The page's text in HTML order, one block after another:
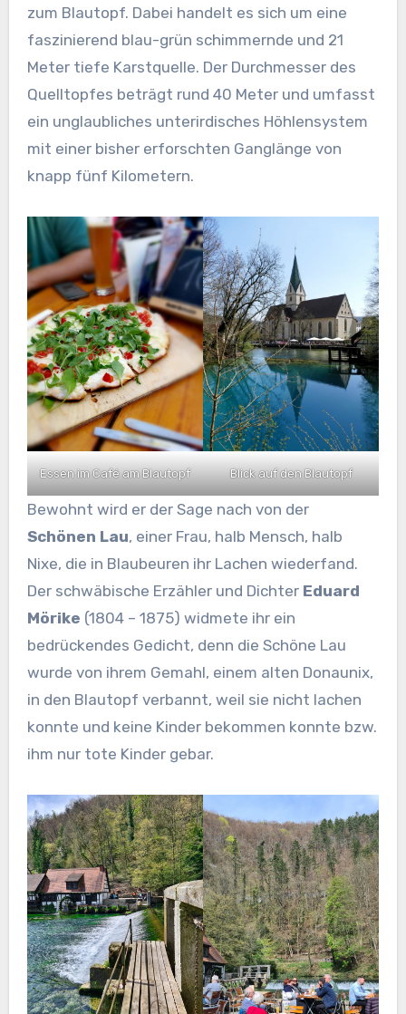
zum Blautopf. Dabei handelt es sich um eine
faszinierend blau-grün schimmernde und 21
Meter tiefe Karstquelle. Der Durchmesser des
Quelltopfes beträgt rund 40 Meter und umfasst
ein unglaubliches unterirdisches Höhlensystem
mit einer bisher erforschten Ganglänge von
knapp fünf Kilometern.
Essen im Café am Blautopf Blick auf den Blautopf
Bewohnt wird er der Sage nach von der
Schönen Lau, einer Frau, halb Mensch, halb
Nixe, die in Blaubeuren ihr Lachen wiederfand.
Der schwäbische Erzähler und Dichter Eduard
Mörike (1804 – 1875) widmete ihr ein
bedrückendes Gedicht, denn die Schöne Lau
wurde von ihrem Gemahl, einem alten Donaunix,
in den Blautopf verbannt, weil sie nicht lachen
konnte und keine Kinder bekommen konnte bzw.
ihm nur tote Kinder gebar.